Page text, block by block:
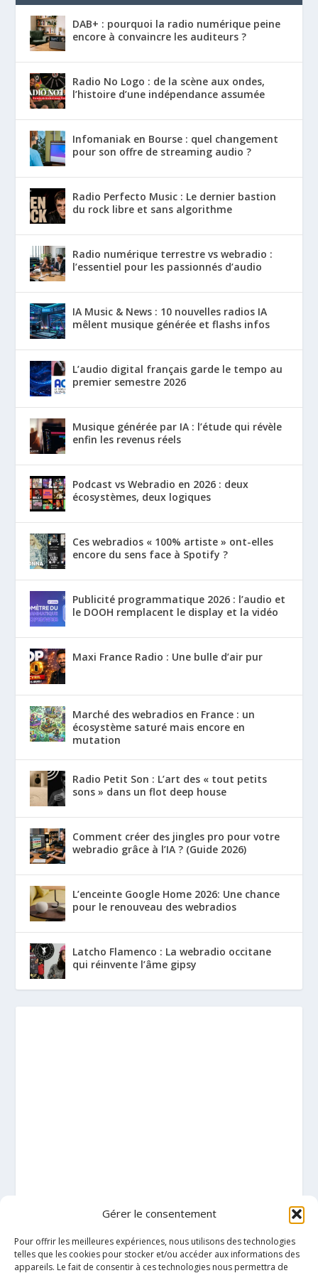
Gérer le consentement
Pour offrir les meilleures expériences, nous utilisons des technologies
telles que les cookies pour stocker et/ou accéder aux informations des
appareils. Le fait de consentir à ces technologies nous permettra de
DAB+ : pourquoi la radio numérique peine
encore à convaincre les auditeurs ?
Radio No Logo : de la scène aux ondes,
l’histoire d’une indépendance assumée
Infomaniak en Bourse : quel changement
pour son offre de streaming audio ?
Radio Perfecto Music : Le dernier bastion
du rock libre et sans algorithme
Radio numérique terrestre vs webradio :
l’essentiel pour les passionnés d’audio
IA Music & News : 10 nouvelles radios IA
mêlent musique générée et flashs infos
L’audio digital français garde le tempo au
premier semestre 2026
Musique générée par IA : l’étude qui révèle
enfin les revenus réels
Podcast vs Webradio en 2026 : deux
écosystèmes, deux logiques
Ces webradios « 100% artiste » ont-elles
encore du sens face à Spotify ?
Publicité programmatique 2026 : l’audio et
le DOOH remplacent le display et la vidéo
Maxi France Radio : Une bulle d’air pur
Marché des webradios en France : un
écosystème saturé mais encore en
mutation
Radio Petit Son : L’art des « tout petits
sons » dans un flot deep house
Comment créer des jingles pro pour votre
webradio grâce à l’IA ? (Guide 2026)
L’enceinte Google Home 2026: Une chance
pour le renouveau des webradios
Latcho Flamenco : La webradio occitane
qui réinvente l’âme gipsy